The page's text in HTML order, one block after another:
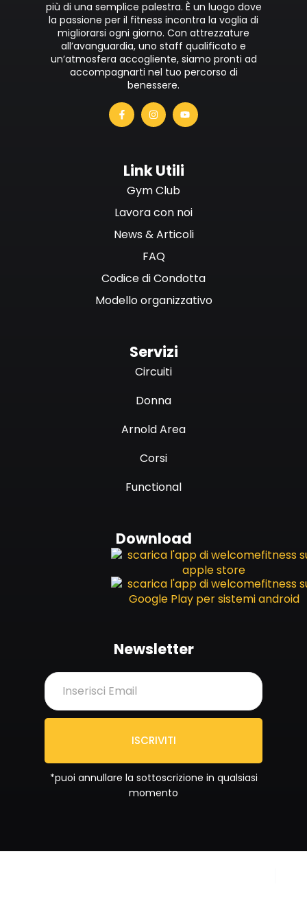
più di una semplice palestra. È un luogo dove
la passione per il fitness incontra la voglia di
migliorarsi ogni giorno. Con attrezzature
all’avanguardia, uno staff qualificato e
un’atmosfera accogliente, siamo pronti ad
accompagnarti nel tuo percorso di
benessere.
Link Utili
Gym Club
Lavora con noi
News & Articoli
FAQ
Codice di Condotta
Modello organizzativo
Servizi
Circuiti
Donna
Arnold Area
Corsi
Functional
Download
Newsletter
ISCRIVITI
*puoi annullare la sottoscrizione in qualsiasi
momento